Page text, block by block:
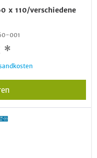
x 110/verschiedene
001
*